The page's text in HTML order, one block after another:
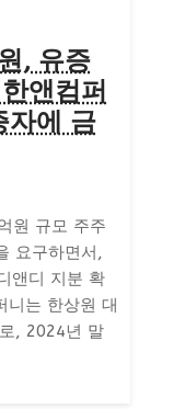
, 유증
앤컴퍼
자에 금
원 규모 주주
요구하면서,
앤디 지분 확
니는 한상원 대
, 2024년 말